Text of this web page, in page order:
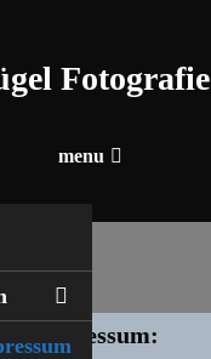
Fotografie
menu
Impressum: